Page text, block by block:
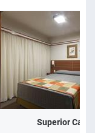
Superior Casal